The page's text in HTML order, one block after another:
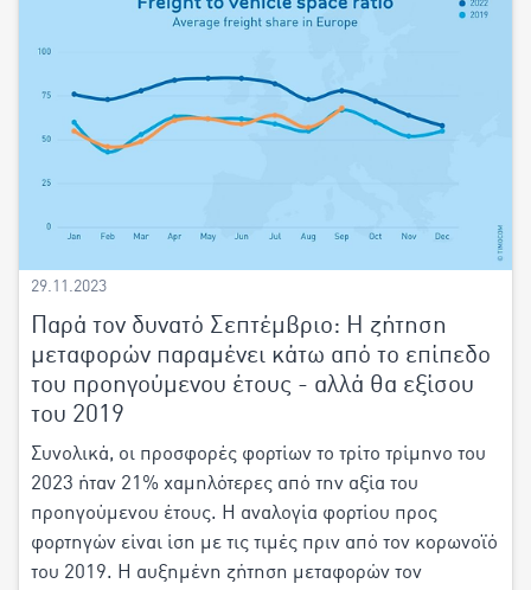
29.11.2023
Παρά τον δυνατό Σεπτέμβριο: Η ζήτηση
μεταφορών παραμένει κάτω από το επίπεδο
του προηγούμενου έτους - αλλά θα εξίσου
του 2019
Συνολικά, οι προσφορές φορτίων το τρίτο τρίμηνο του
2023 ήταν 21% χαμηλότερες από την αξία του
προηγούμενου έτους. Η αναλογία φορτίου προς
φορτηγών είναι ίση με τις τιμές πριν από τον κορωνοϊό
του 2019. Η αυξημένη ζήτηση μεταφορών τον